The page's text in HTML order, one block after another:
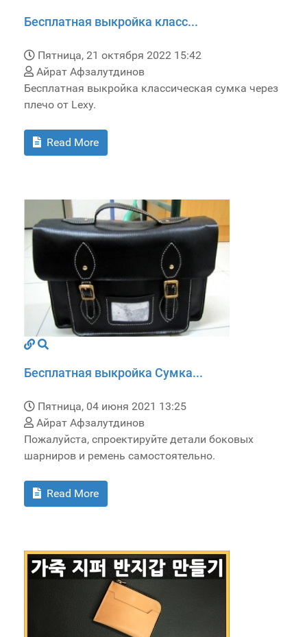
Бесплатная выкройка класс...
Пятница, 21 октября 2022 15:42
Айрат Афзалутдинов
Бесплатная выкройка классическая сумка через
плечо от Lexy.
Read More
Бесплатная выкройка Сумка...
Пятница, 04 июня 2021 13:25
Айрат Афзалутдинов
Пожалуйста, спроектируйте детали боковых
шарниров и ремень самостоятельно.
Read More